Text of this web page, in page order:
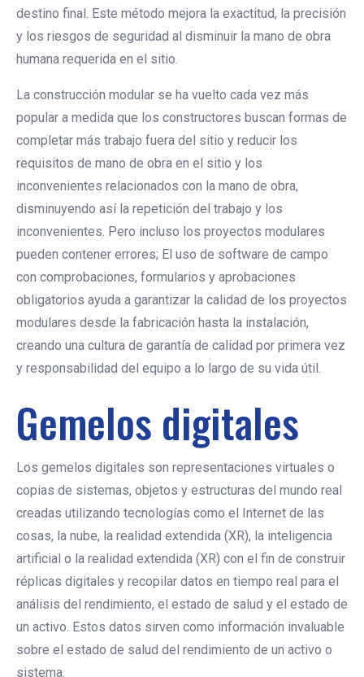
destino final. Este método mejora la exactitud, la precisión
y los riesgos de seguridad al disminuir la mano de obra
humana requerida en el sitio.
La construcción modular se ha vuelto cada vez más
popular a medida que los constructores buscan formas de
completar más trabajo fuera del sitio y reducir los
requisitos de mano de obra en el sitio y los
inconvenientes relacionados con la mano de obra,
disminuyendo así la repetición del trabajo y los
inconvenientes. Pero incluso los proyectos modulares
pueden contener errores; El uso de software de campo
con comprobaciones, formularios y aprobaciones
obligatorios ayuda a garantizar la calidad de los proyectos
modulares desde la fabricación hasta la instalación,
creando una cultura de garantía de calidad por primera vez
y responsabilidad del equipo a lo largo de su vida útil.
Gemelos digitales
Los gemelos digitales son representaciones virtuales o
copias de sistemas, objetos y estructuras del mundo real
creadas utilizando tecnologías como el Internet de las
cosas, la nube, la realidad extendida (XR), la inteligencia
artificial o la realidad extendida (XR) con el fin de construir
réplicas digitales y recopilar datos en tiempo real para el
análisis del rendimiento, el estado de salud y el estado de
un activo. Estos datos sirven como información invaluable
sobre el estado de salud del rendimiento de un activo o
sistema.